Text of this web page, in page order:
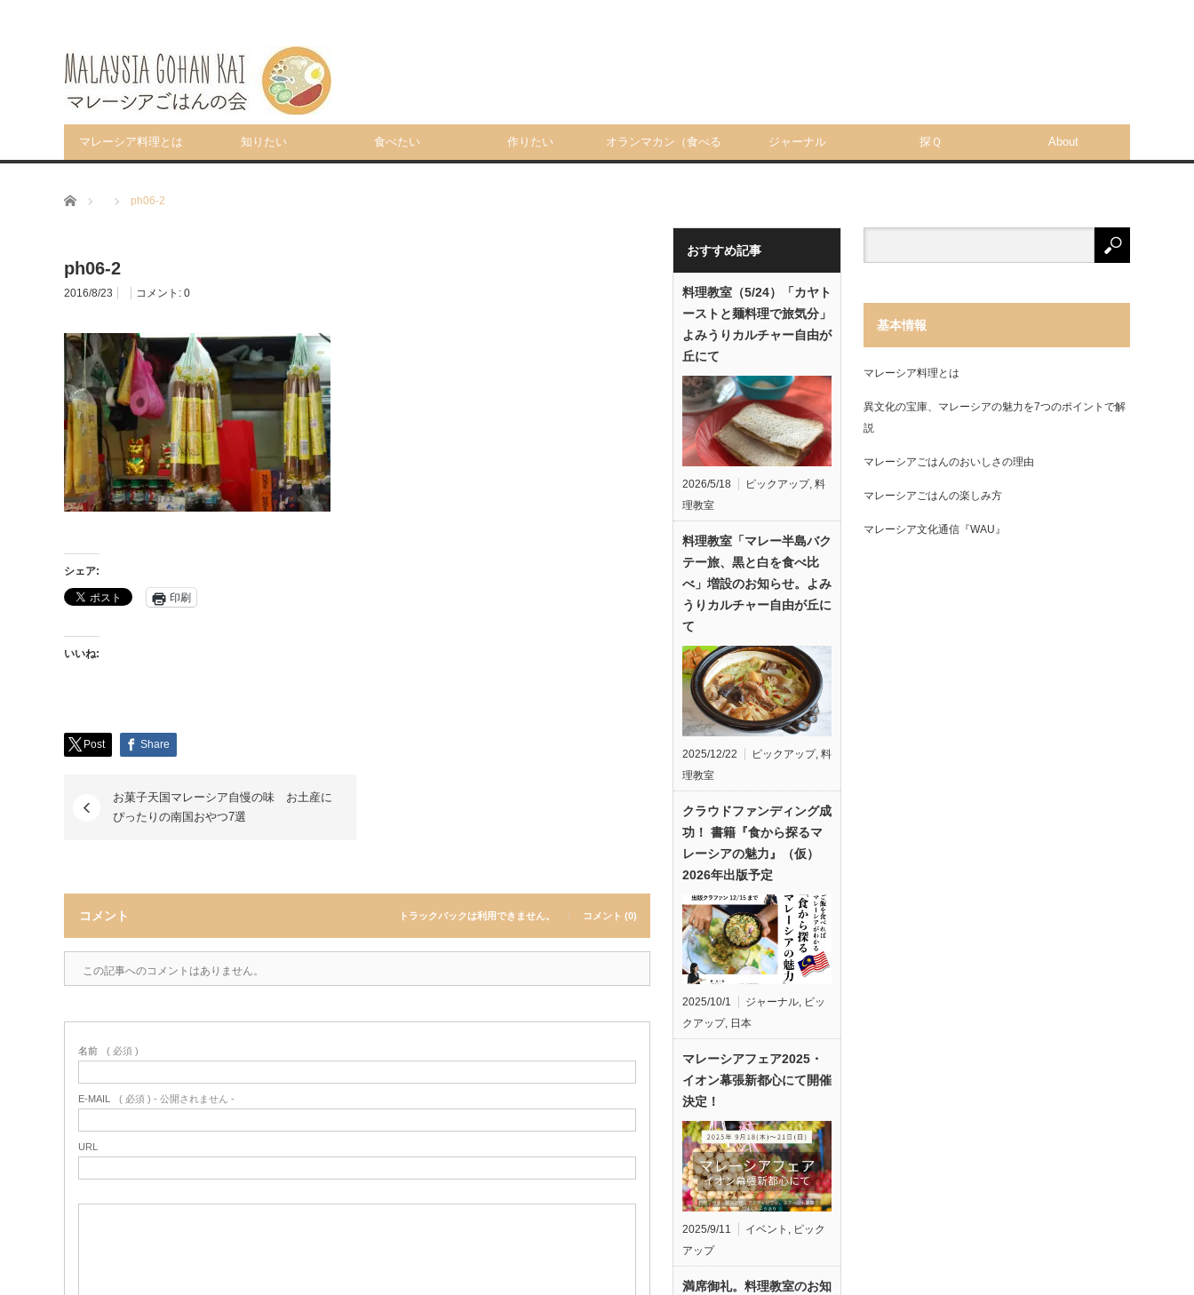
マレーシア料理とは 知りたい 食べたい 作りたい オランマカン（食べる ジャーナル 探Ｑ About
ホーム ph06-2
ph06-2
2016/8/23 コメント: 0
シェア:
印刷
いいね:
Post Share
お菓子天国マレーシア自慢の味 お土産に
ぴったりの南国おやつ7選
コメント トラックバックは利用できません。 コメント (0)
この記事へのコメントはありません。
名前 ( 必須 )
E-MAIL ( 必須 ) - 公開されません -
URL
おすすめ記事
料理教室（5/24）「カヤト
ーストと麺料理で旅気分」
よみうりカルチャー自由が
丘にて
2026/5/18 ピックアップ, 料
理教室
料理教室「マレー半島バク
テー旅、黒と白を食べ比
べ」増設のお知らせ。よみ
うりカルチャー自由が丘に
て
2025/12/22 ピックアップ, 料
理教室
クラウドファンディング成
功！ 書籍『食から探るマ
レーシアの魅力』（仮）
2026年出版予定
2025/10/1 ジャーナル, ピッ
クアップ, 日本
マレーシアフェア2025・
イオン幕張新都心にて開催
決定！
2025/9/11 イベント , ピック
アップ
満席御礼。料理教室のお知
基本情報
マレーシア料理とは
異文化の宝庫、マレーシアの魅力を7つのポイントで解
説
マレーシアごはんのおいしさの理由
マレーシアごはんの楽しみ方
マレーシア文化通信『WAU』